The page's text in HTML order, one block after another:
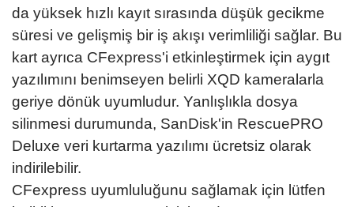
da yüksek hızlı kayıt sırasında düşük gecikme
süresi ve gelişmiş bir iş akışı verimliliği sağlar. Bu
kart ayrıca CFexpress'i etkinleştirmek için aygıt
yazılımını benimseyen belirli XQD kameralarla
geriye dönük uyumludur. Yanlışlıkla dosya
silinmesi durumunda, SanDisk'in RescuePRO
Deluxe veri kurtarma yazılımı ücretsiz olarak
indirilebilir.
CFexpress uyumluluğunu sağlamak için lütfen